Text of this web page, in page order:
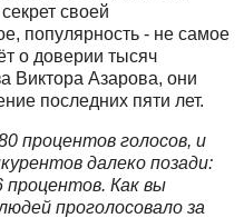
своей
популярность - не самое
о доверии тысяч
Виктора Азарова, они
последних пяти лет.
процентов голосов, и
далеко позади:
процентов. Как вы
проголосовало за